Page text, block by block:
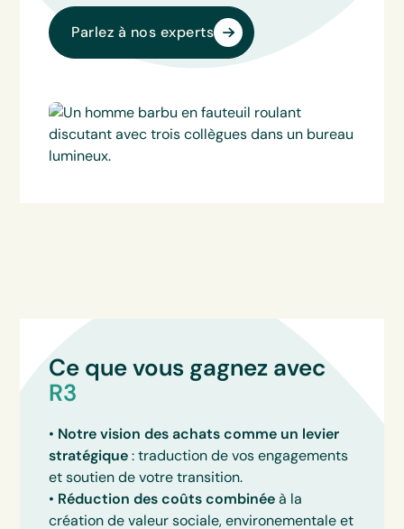
Parlez à nos experts
Ce que vous gagnez avec
R3
• Notre vision des achats comme un levier
stratégique: traduction de vos engagements
et soutien de votre transition.
• Réduction des coûts combinéeà la
création de valeur sociale, environementale et